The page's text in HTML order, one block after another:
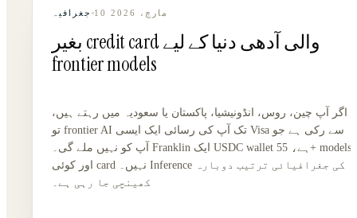
جغرافیہ 10 مارچ، 2026
بغیر credit card والی آدھی دنیا کے لیے
frontier models
اگر آپ چین، روس، انڈونیشیا، پاکستان یا سعودیہ میں رہتے ہیں،
تو frontier AI تک آپ کی رسائی ایک ایسی Visa سے رکی ہے جو
آپ کو نہیں ملے گی۔ Franklin ایک USDC wallet ہے، 55+ models،
اور کوئی card نہیں۔ Inference کی جغرافیائی ترتیب دوبارہ
کھینچی جا رہی ہے۔